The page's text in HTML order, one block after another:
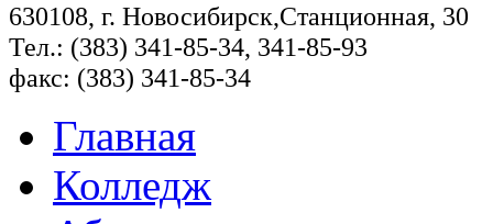
630108, г. Новосибирск,Станционная, 30
Тел.: (383) 341-85-34, 341-85-93
факс: (383) 341-85-34
Главная
Колледж